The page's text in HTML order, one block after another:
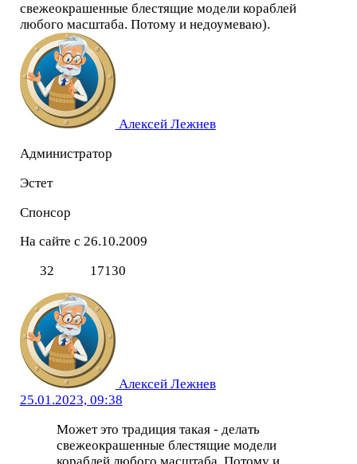
свежеокрашенные блестящие модели кораблей
любого масштаба. Потому и недоумеваю).
Алексей Лежнев
Администратор
Эстет
Спонсор
На сайте с 26.10.2009
32
17130
Алексей Лежнев
25.01.2023, 09:38
Может это традиция такая - делать
свежеокрашенные блестящие модели